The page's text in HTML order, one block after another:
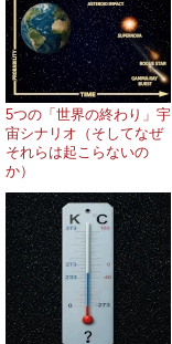
5つの「世界の終わり」宇
宙シナリオ（そしてなぜ
それらは起こらないの
か）